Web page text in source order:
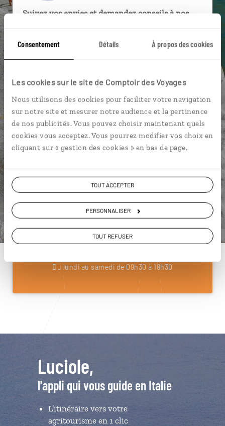
Consentement Détails À propos des cookies
Les cookies sur le site de Comptoir des Voyages
Nous utilisons des cookies pour faciliter votre navigation
sur notre site et mesurer notre audience et la pertinence
de nos publicités. Vous pouvez choisir maintenant quels
cookies vous acceptez. Vous pourrez modifier vos choix en
cliquant sur « gestion des cookies » en bas de page.
TOUT ACCEPTER
PERSONNALISER
TOUT REFUSER
Suivez vos envies et demandez conseils à nos
Ils sauront organiser votre itinéraire au plus
près de vos envies et de la réalité du pays.
connectés en agence, mais aussi par email ou
téléphone.
Vous gardez le même interlocuteur avant,
pendant et après votre voyage.
DEMANDER UN DEVIS
ou
Construisez votre voyage avec un spécialiste Italie
01 85 08 22 97
Du lundi au samedi de 09h30 à 18h30
Luciole,
l'appli qui vous guide en Italie
L’itinéraire vers votre
agritourisme en 1 clic